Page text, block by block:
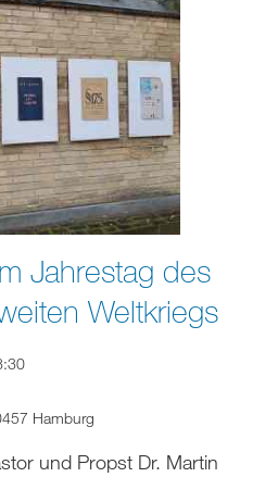
Jahrestag des
Weltkriegs
Hamburg
und Propst Dr. Martin